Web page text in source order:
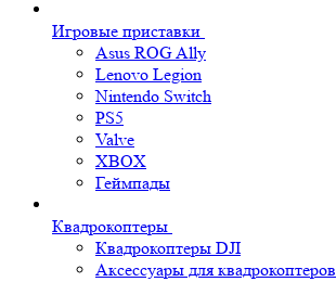
Игровые приставки
Asus ROG Ally
Lenovo Legion
Nintendo Switch
PS5
Valve
XBOX
Геймпады
Квадрокоптеры
Квадрокоптеры DJI
Аксессуары для квадрокоптеров